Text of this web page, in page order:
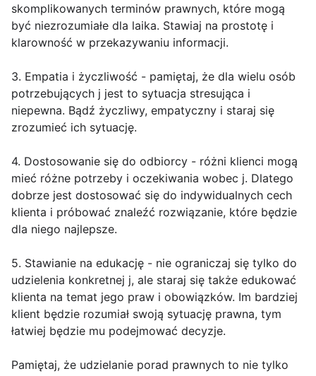
skomplikowanych terminów prawnych, które mogą
być niezrozumiałe dla laika. Stawiaj na prostotę i
klarowność w przekazywaniu informacji.
3. Empatia i życzliwość - pamiętaj, że dla wielu osób
potrzebujących j jest to sytuacja stresująca i
niepewna. Bądź życzliwy, empatyczny i staraj się
zrozumieć ich sytuację.
4. Dostosowanie się do odbiorcy - różni klienci mogą
mieć różne potrzeby i oczekiwania wobec j. Dlatego
dobrze jest dostosować się do indywidualnych cech
klienta i próbować znaleźć rozwiązanie, które będzie
dla niego najlepsze.
5. Stawianie na edukację - nie ograniczaj się tylko do
udzielenia konkretnej j, ale staraj się także edukować
klienta na temat jego praw i obowiązków. Im bardziej
klient będzie rozumiał swoją sytuację prawna, tym
łatwiej będzie mu podejmować decyzje.
Pamiętaj, że udzielanie porad prawnych to nie tylko